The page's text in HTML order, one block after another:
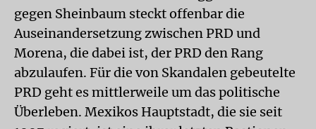
gegen Sheinbaum steckt offenbar die
Auseinandersetzung zwischen PRD und
Morena, die dabei ist, der PRD den Rang
abzulaufen. Für die von Skandalen gebeutelte
PRD geht es mittlerweile um das politische
Überleben. Mexikos Hauptstadt, die sie seit